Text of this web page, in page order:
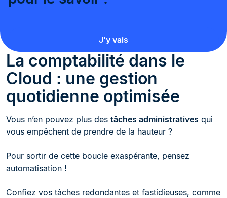
J'y vais
La comptabilité dans le
Cloud : une gestion
quotidienne optimisée
Vous n’en pouvez plus des tâches administratives qui
vous empêchent de prendre de la hauteur ?
Pour sortir de cette boucle exaspérante, pensez
automatisation !
Confiez vos tâches redondantes et fastidieuses, comme